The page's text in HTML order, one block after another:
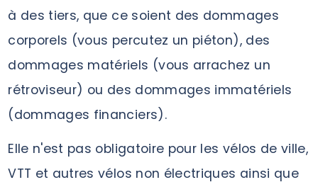
à des tiers, que ce soient des dommages
corporels (vous percutez un piéton), des
dommages matériels (vous arrachez un
rétroviseur) ou des dommages immatériels
(dommages financiers).
Elle n'est pas obligatoire pour les vélos de ville,
VTT et autres vélos non électriques ainsi que